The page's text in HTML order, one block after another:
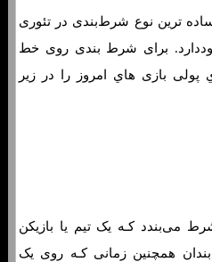
ترین نوع شرط‌بندی در تئوری
برای شرط بندی روی خط
بازی هاي‌ امروز را در زیر
می‌بندد کـه یک تیم یا بازیکن
همچنین زمانی کـه روی یک